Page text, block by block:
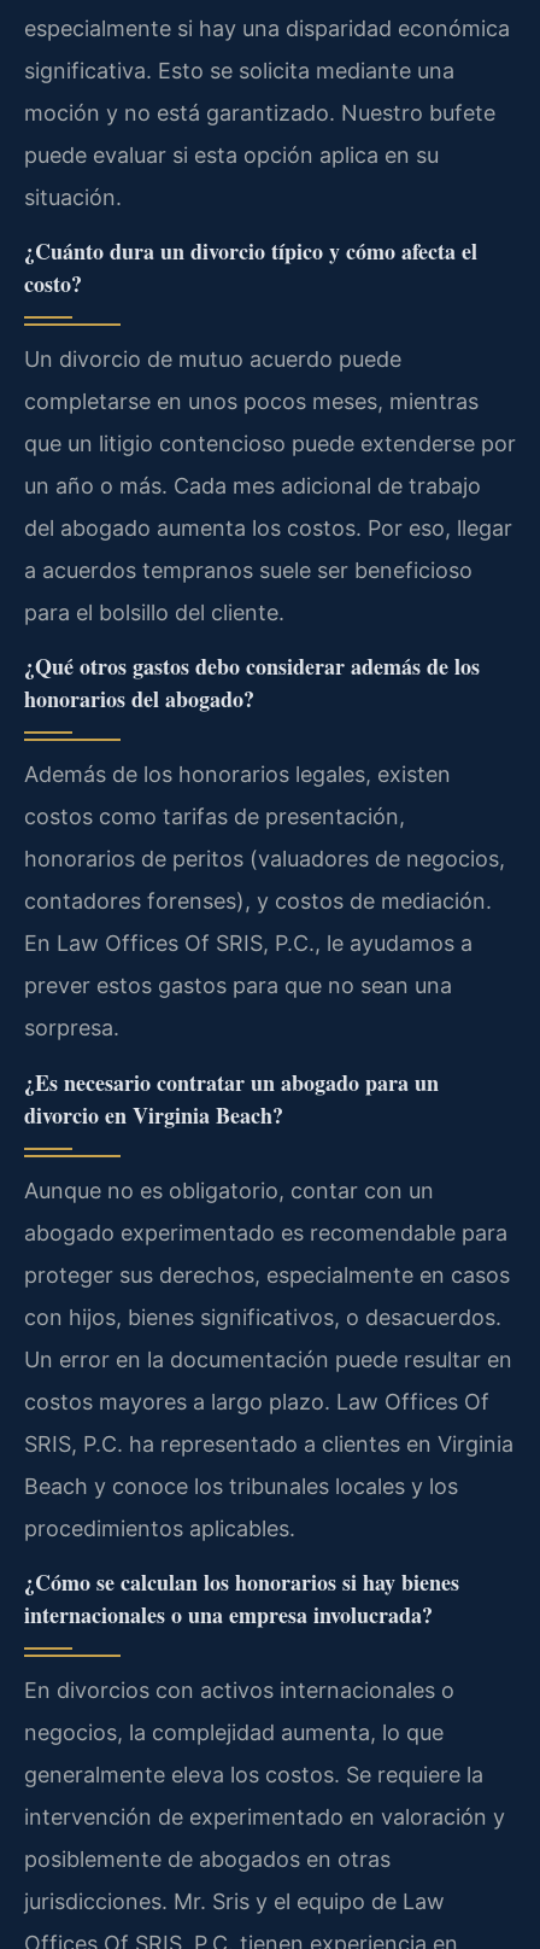
especialmente si hay una disparidad económica
significativa. Esto se solicita mediante una
moción y no está garantizado. Nuestro bufete
puede evaluar si esta opción aplica en su
situación.
¿Cuánto dura un divorcio típico y cómo afecta el
costo?
Un divorcio de mutuo acuerdo puede
completarse en unos pocos meses, mientras
que un litigio contencioso puede extenderse por
un año o más. Cada mes adicional de trabajo
del abogado aumenta los costos. Por eso, llegar
a acuerdos tempranos suele ser beneficioso
para el bolsillo del cliente.
¿Qué otros gastos debo considerar además de los
honorarios del abogado?
Además de los honorarios legales, existen
costos como tarifas de presentación,
honorarios de peritos (valuadores de negocios,
contadores forenses), y costos de mediación.
En Law Offices Of SRIS, P.C., le ayudamos a
prever estos gastos para que no sean una
sorpresa.
¿Es necesario contratar un abogado para un
divorcio en Virginia Beach?
Aunque no es obligatorio, contar con un
abogado experimentado es recomendable para
proteger sus derechos, especialmente en casos
con hijos, bienes significativos, o desacuerdos.
Un error en la documentación puede resultar en
costos mayores a largo plazo. Law Offices Of
SRIS, P.C. ha representado a clientes en Virginia
Beach y conoce los tribunales locales y los
procedimientos aplicables.
¿Cómo se calculan los honorarios si hay bienes
internacionales o una empresa involucrada?
En divorcios con activos internacionales o
negocios, la complejidad aumenta, lo que
generalmente eleva los costos. Se requiere la
intervención de experimentado en valoración y
posiblemente de abogados en otras
jurisdicciones. Mr. Sris y el equipo de Law
Offices Of SRIS, P.C. tienen experiencia en